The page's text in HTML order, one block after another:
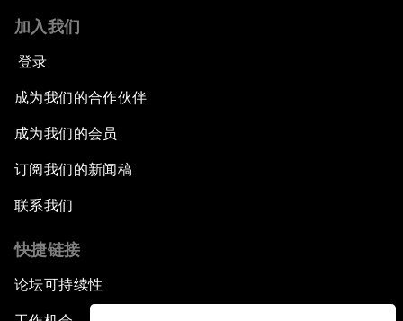
加入我们
登录
成为我们的合作伙伴
成为我们的会员
订阅我们的新闻稿
联系我们
快捷链接
论坛可持续性